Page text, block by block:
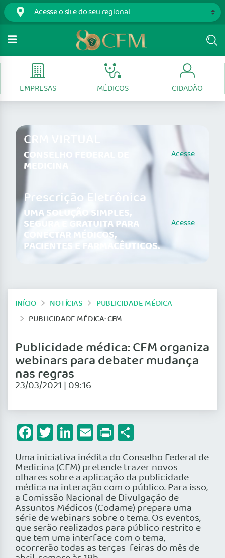
EMPRESAS MÉDICOS CIDADÃO
CRM VIRTUAL
CONSELHO FEDERAL DE
MEDICINA
Acesse
Prescrição Eletrônica
UMA SOLUÇÃO SIMPLES,
SEGURA E GRATUITA PARA
CONECTAR MÉDICOS,
PACIENTES E FARMACÊUTICOS.
Acesse
INÍCIO NOTÍCIAS
PUBLICIDADE MÉDICA
PUBLICIDADE MÉDICA: CFM ORGANIZA WEBINARS PARA DEBATER MUDANÇA NAS REGRAS
Publicidade médica: CFM organiza
webinars para debater mudança
nas regras
23/03/2021 | 09:16
Facebook
Twitter
LinkedIn
Email
Print
Uma iniciativa inédita do Conselho Federal de
Medicina (CFM) pretende trazer novos
olhares sobre a aplicação da publicidade
médica na interação com o público. Para isso,
a Comissão Nacional de Divulgação de
Assuntos Médicos (Codame) prepara uma
série de webinars sobre o tema. Os eventos,
que serão realizados para público restrito e
que tem uma interface com o tema,
ocorrerão todas as terças-feiras do mês de